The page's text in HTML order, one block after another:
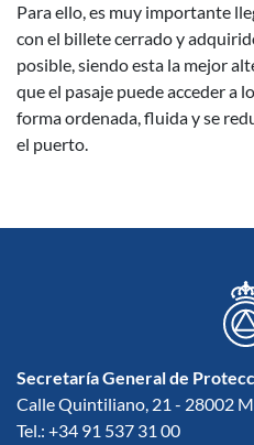
Para ello, es muy importante
con el billete cerrado y
posible, siendo esta la mejor
que el pasaje puede acceder a
forma ordenada, fluida y se
el puerto.
Secretaría General de
Calle Quintiliano, 21 - 28002
Tel.: +34 91 537 31 00